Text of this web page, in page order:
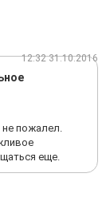
12:32 31.10.2016
пожалел.
еще.